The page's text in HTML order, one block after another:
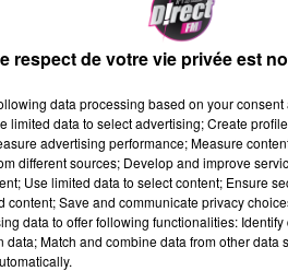
juillet 2019. Les rues de Metz
scène de spectacle.
des arts de la rue
Deracinemoa, en
de Metz. Pendant trois jours,
les festivités de Hop Hop
respect de votre vie privée est
data processing based on your
limited data to select advertising; Create
advertising performance; Measure
different sources; Develop and improve
Use limited data to select content; Ensure
content; Save and communicate privacy
data to offer following functionalities:
Match and combine data from other data